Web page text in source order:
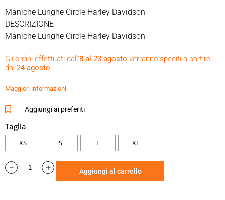
Maniche Lunghe Circle Harley Davidson
DESCRIZIONE
Maniche Lunghe Circle Harley Davidson
Girocollo
colore nero
Logo concessionaria Posteriore Tala’s Custom Varese
Gli ordini effettuati dall’8 al 23 agosto verranno spediti a partire
dal 24 agosto
Maggiori informazioni
Aggiungi ai preferiti
Taglia
XS S L XL
Aggiungi al carrello